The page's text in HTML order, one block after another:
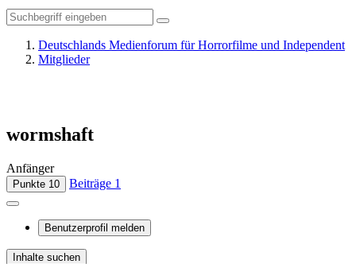
Deutschlands Medienforum für Horrorfilme und Independent
Mitglieder
wormshaft
Anfänger
Punkte 10 Beiträge 1
Benutzerprofil melden
Inhalte suchen